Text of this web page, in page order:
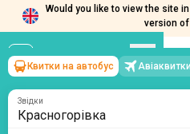
Would you like to view the site
version
Красногорівка→ Київ
нд, 9 серпня/1 пасажир
Квитки на автобус Авіаквитки
Звідки